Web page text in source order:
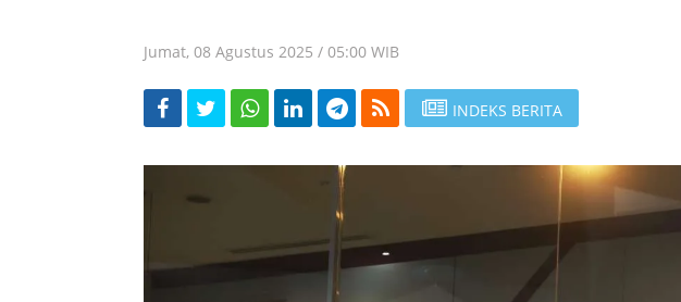
Jumat, 08 Agustus 2025 / 05:00 WIB
INDEKS BERITA